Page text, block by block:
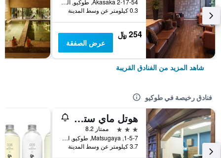
2-17-54 Akasaka, طوكيو, اليابان
0.3 كيلومتر عن وسط المدينة
254 ﷼
عرض الصفقة
شاهد المزيد من الفنادق القريبة
فنادق رخيصة في طوكيو
هوتل ماي ستايز أوينو إناريتشو
3 نجوم
ممتاز 8.2
1-5-7, Matsugaya, طوكيو, اليابان
3.7 كيلومتر عن وسط المدينة